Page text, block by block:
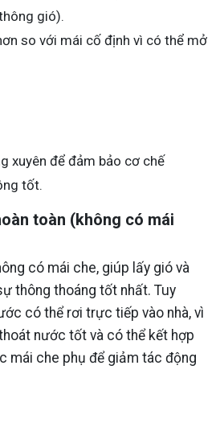
gió).
so với mái cố định vì có thể mở
xuyên để đảm bảo cơ chế
tốt.
toàn (không có mái
có mái che, giúp lấy gió và
thông thoáng tốt nhất. Tuy
có thể rơi trực tiếp vào nhà, vì
nước tốt và có thể kết hợp
mái che phụ để giảm tác động